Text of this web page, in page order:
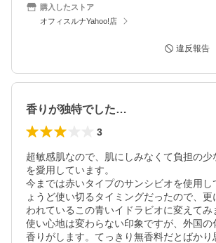
購入したストア
オフィスルナYahoo!店
違反報告
香りが独特でした…
3
超敏感肌なので、肌にしみなくて負担の少
を愛用しています。
今までは赤いタイプのサンシビオを使用し
ょうど使い切るタイミングだったので、更
われているこの青いイドラビオに変えてみ
使い心地は変わらない印象ですが、外国の
香りがします。てっきり無香料だとばかり